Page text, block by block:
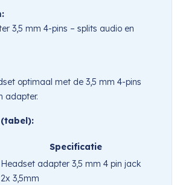
3,5 mm 4-pins – splits audio en
optimaal met de 3,5 mm 4-pins
adapter.
Specificatie
Headset adapter 3,5 mm 4 pin jack
2x 3,5mm